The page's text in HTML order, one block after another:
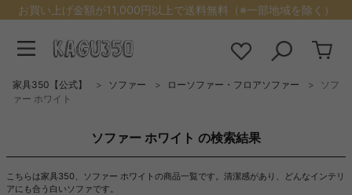
お買い上げ金額が11,000円以上で送料無料（※一部地域を除く）
家具350【公式】 ソファー ローソファー・フロアソファー
ソフ
ァー ホワイト
ソファー ホワイト の検索結果
こちらは家具350、ソファー ホワイトの商品一覧です。清潔感があり、どんなインテリ
アにも合う白いソファです。